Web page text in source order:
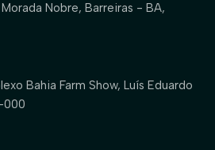
Nobre, Barreiras - BA,
Bahia Farm Show, Luís Eduardo
000